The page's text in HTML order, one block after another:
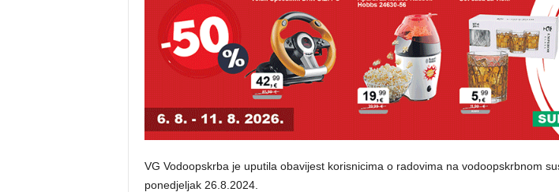
VG Vodoopskrba je uputila obavijest korisnicima o radovima na vodoopskrbnom
ponedjeljak 26.8.2024.